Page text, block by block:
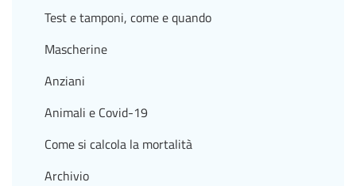
Test e tamponi, come e quando
Mascherine
Anziani
Animali e Covid-19
Come si calcola la mortalità
Archivio